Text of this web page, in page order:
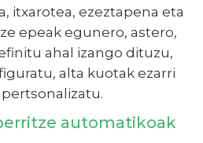
itxarotea, ezeztapena eta
epeak egunero, astero,
ahal izango dituzu,
alta kuotak ezarri
automatikoak